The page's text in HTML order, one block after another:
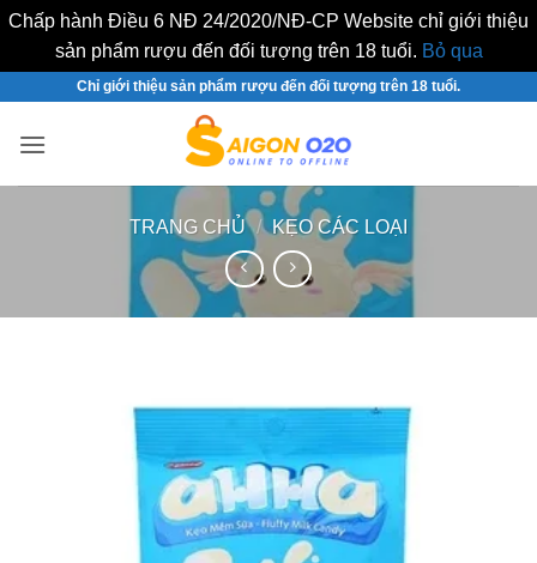
Chấp hành Điều 6 NĐ 24/2020/NĐ-CP Website chỉ giới thiệu
sản phẩm rượu đến đối tượng trên 18 tuổi. Bỏ qua
nội
Chỉ giới thiệu sản phẩm rượu đến đối tượng trên 18 tuổi.
TRANG CHỦ / KẸO CÁC LOẠI